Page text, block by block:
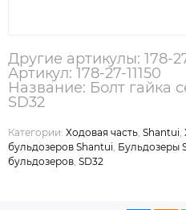
Другие артикулы: 178-
Артикул: 178-27-11150
Название: Болт гайка
SD32
Категории: Ходовая часть Shantui
бульдозеров Shantui Бульдозеры
бульдозеров SD32